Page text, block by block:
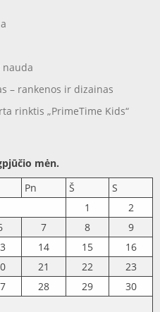
nauda
– rankenos ir dizainas
rinktis „PrimeTime Kids“
mėn.
Pn Š
S
1
2
7 8
9
14 15
16
21 22
23
28 29
30